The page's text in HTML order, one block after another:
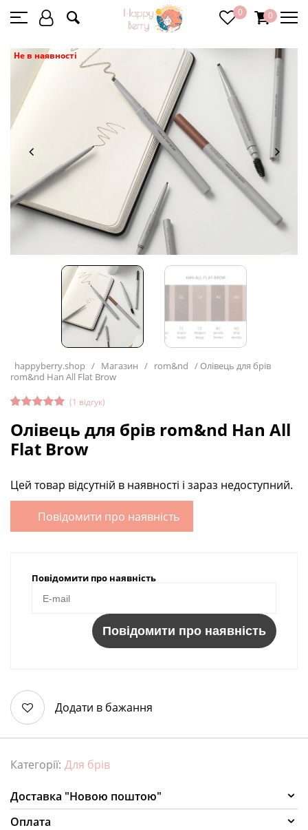
0 0
Не в наявності
happyberry.shop / Магазин / rom&nd / Олівець для брів
rom&nd Han All Flat Brow
5.00з 5
на основі
опитуван
(1 відгук)
Олівець для брів rom&nd Han All
Flat Brow
Цей товар відсутній в наявності і зараз недоступний.
Повідомити про наявність
Повідомити про наявність
Повідомити про наявність
Додати в бажання
Категорії: Для брів
Доставка "Новою поштою"
Оплата